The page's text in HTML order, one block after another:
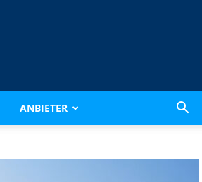
ANBIETER